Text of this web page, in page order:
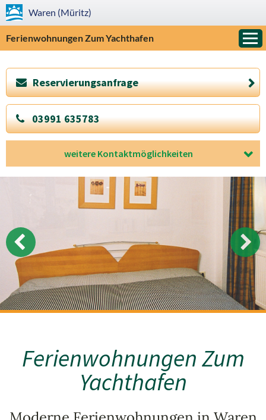
Waren (Müritz)
Ferienwohnungen Zum Yachthafen
Reservierungsanfrage »
03991 635783
weitere Kontaktmöglichkeiten
Ferienwohnungen Zum
Yachthafen